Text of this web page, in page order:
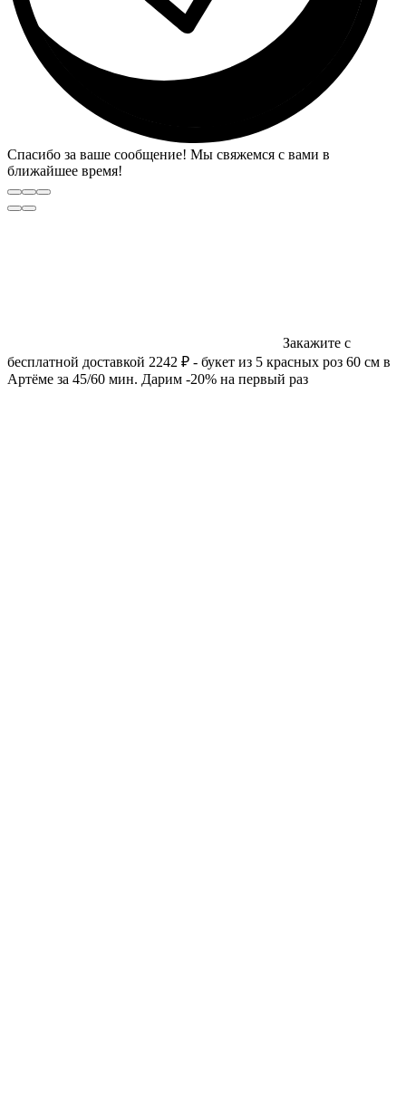
Спасибо за ваше сообщение! Мы свяжемся с вами в
ближайшее время!
Закажите с
бесплатной доставкой 2242 ₽ - букет из 5 красных роз 60 см в
Артёме за 45/60 мин. Дарим -20% на первый раз